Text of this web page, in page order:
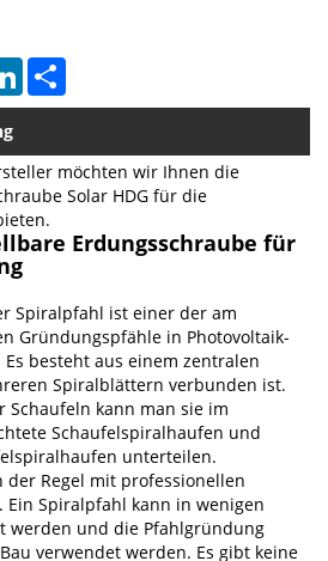
LinkedIn
möchten wir Ihnen die
Solar HDG für die
Erdungsschraube für
Spiralpfahl ist einer der am
Gründungspfähle in Photovoltaik-
besteht aus einem zentralen
Spiralblättern verbunden ist.
Schaufeln kann man sie im
Schaufelspiralhaufen und
unterteilen.
Regel mit professionellen
Ein Spiralpfahl kann in wenigen
werden und die Pfahlgründung
verwendet werden. Es gibt keine